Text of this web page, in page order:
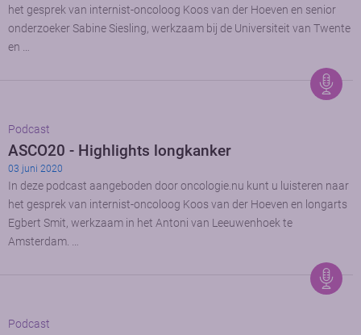
het gesprek van internist-oncoloog Koos van der Hoeven en senior
onderzoeker Sabine Siesling, werkzaam bij de Universiteit van Twente
en …
Podcast
ASCO20 - Highlights longkanker
03 juni 2020
In deze podcast aangeboden door oncologie.nu kunt u luisteren naar
het gesprek van internist-oncoloog Koos van der Hoeven en longarts
Egbert Smit, werkzaam in het Antoni van Leeuwenhoek te
Amsterdam. …
Podcast